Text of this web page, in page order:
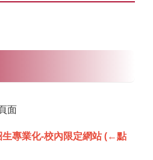
面
生專業化-校內限定網站 (←點